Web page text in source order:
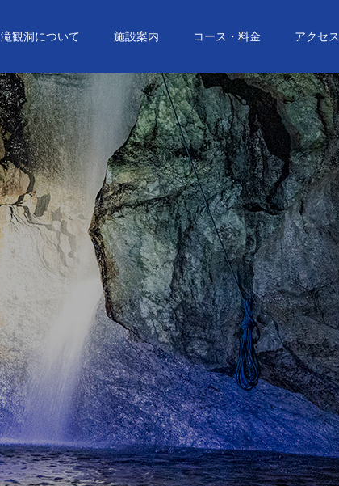
滝観洞について 施設案内 コース・料金 アクセス